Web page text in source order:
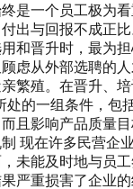
是一个员工极为
出与回报不成正
升时，最为担
虑从外部选聘的
繁殖。在晋升、
一组条件，包
且影响产品质量
在许多民营企
未能及时地与员
结果严重损害了